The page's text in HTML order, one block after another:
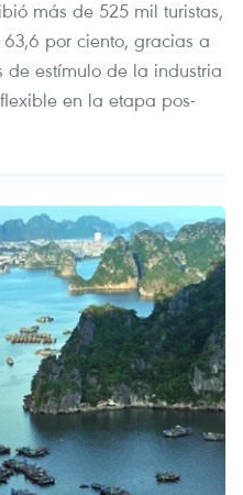
más de 525 mil turistas,
por ciento, gracias a
estímulo de la industria
en la etapa pos-